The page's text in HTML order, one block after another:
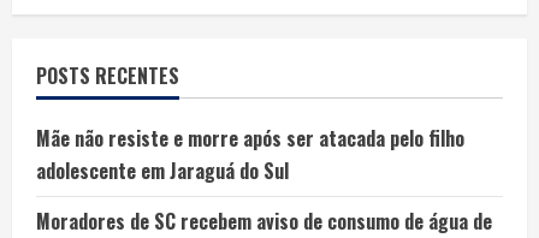
POSTS RECENTES
Mãe não resiste e morre após ser atacada pelo filho
adolescente em Jaraguá do Sul
Moradores de SC recebem aviso de consumo de água de